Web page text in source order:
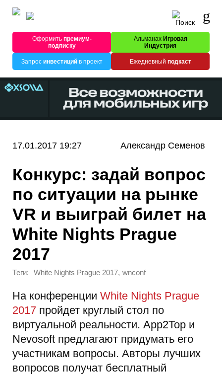
Оформитьпремиум-
подписку
Альманах Игровая
Индустрия
Запрос инвестицийв проект Ежедневный подкаст
17.01.2017 19:27 Александр Семенов
Конкурс: задай вопрос
по ситуации на рынке
VR и выиграй билет на
White Nights Prague
2017
Теги: White Nights Prague 2017, wnconf
На конференции White Nights Prague
2017 пройдет круглый стол по
виртуальной реальности. App2Top и
Nevosoft предлагают придумать его
участникам вопросы. Авторы лучших
вопросов получат бесплатный